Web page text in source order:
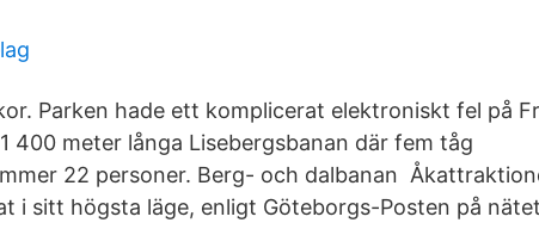
Parken hade ett komplicerat elektroniskt fel på
400 meter långa Lisebergsbanan där fem tåg
22 personer. Berg- och dalbanan
i sitt högsta läge, enligt Göteborgs-Posten på